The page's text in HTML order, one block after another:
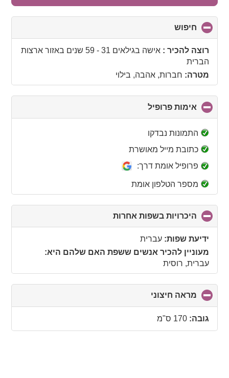
חיפוש
to
collapseרוצה להכיר :אישה בגילאים 31 - 59 שנים באזור ארצות
הברית
מטרה: חברות, אהבה, בילוי
אימות פרופיל
to
התמונות נבדקו
כתובת מייל מאושרת
פרופיל אומת דרך:
מספר הטלפון אומת
היכרויות בשפות אחרות
to
ידיעת שפות: עברית
מעוניין להכיר אנשים ששפת האם שלהם היא:
עברית, רוסית
מראה חיצוני
to
גובה: 170 ס"מ